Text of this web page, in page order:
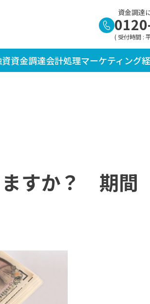
資金調達
( 受付時間 :
資金調達会計処理マーケティング
ますか？ 期間